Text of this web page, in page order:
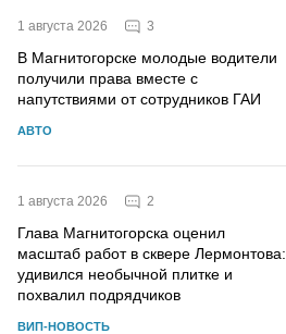
1 августа 2026 3
В Магнитогорске молодые водители
получили права вместе с
напутствиями от сотрудников ГАИ
АВТО
1 августа 2026 2
Глава Магнитогорска оценил
масштаб работ в сквере Лермонтова:
удивился необычной плитке и
похвалил подрядчиков
ВИП-НОВОСТЬ